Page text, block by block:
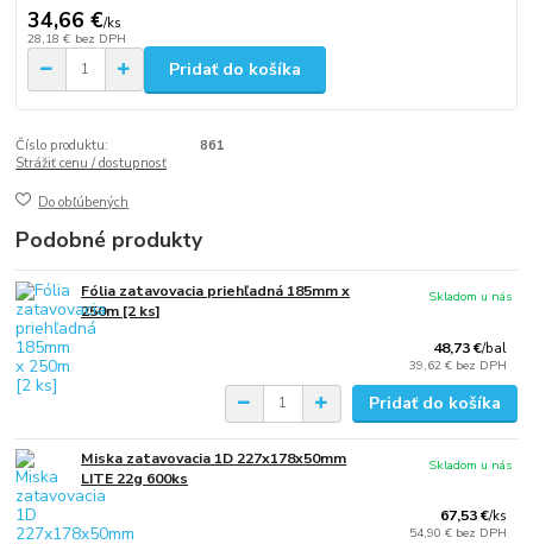
34,66 €/ks
28,18 € bez DPH
Pridať do košíka
Číslo produktu:
861
Strážiť cenu / dostupnosť
Do obľúbených
Podobné produkty
Fólia zatavovacia priehľadná 185mm x
250m [2 ks]
48,73 €/bal
39,62 € bez DPH
Skladom u nás
Pridať do košíka
Miska zatavovacia 1D 227x178x50mm
LITE 22g 600ks
67,53 €/ks
54,90 € bez DPH
Skladom u nás